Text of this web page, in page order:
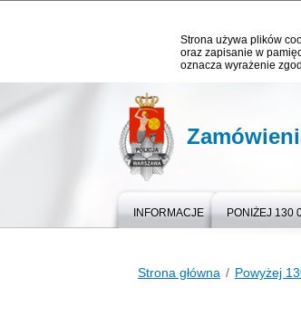
Strona używa plików
oraz zapisanie w
oznacza wyrażenie
INFORMACJE PONIŻEJ 130
Strona główna Powyżej